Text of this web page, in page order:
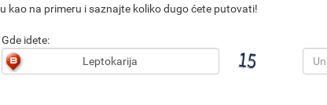
kao na primeru i saznajte koliko dugo ćete putovati!
Gde idete: